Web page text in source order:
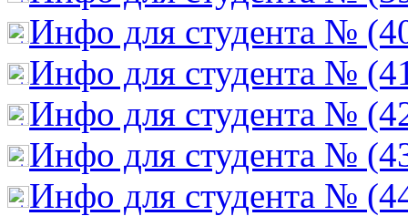
Инфо для студента №
Инфо для студента №
Инфо для студента №
Инфо для студента №
Инфо для студента №